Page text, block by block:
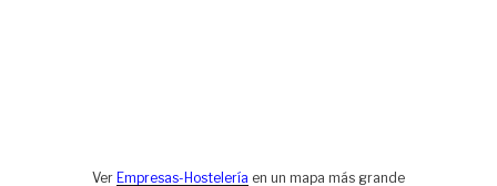
Ver Empresas-Hostelería en un mapa más grande